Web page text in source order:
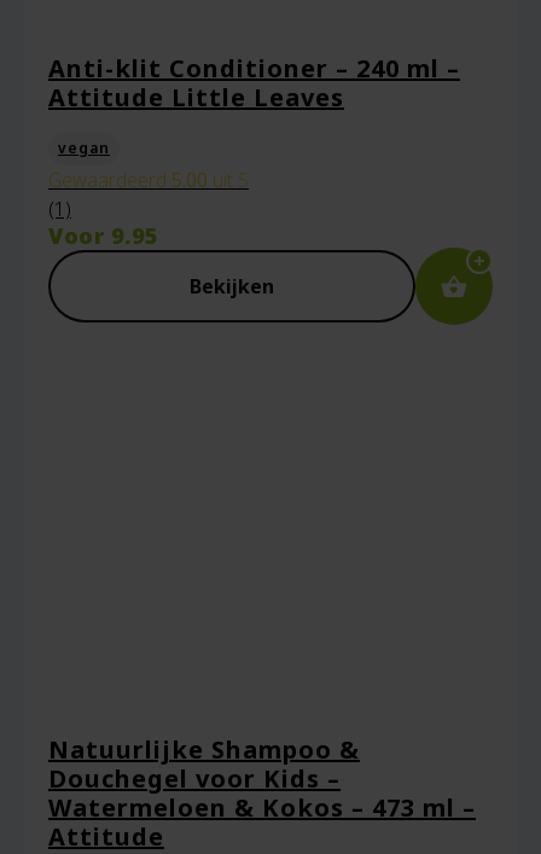
Anti-klit Conditioner – 240 ml –
Attitude Little Leaves
vegan
Gewaardeerd 5.00 uit 5
(1)
Voor 9.95
Bekijken
Natuurlijke Shampoo &
Douchegel voor Kids –
Watermeloen & Kokos – 473 ml –
Attitude